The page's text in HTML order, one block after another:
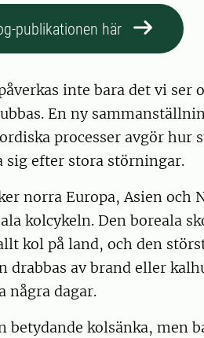
publikationen här
inte bara det vi ser
En ny
processer avgör hur
sig efter stora störningar.
norra Europa, Asien och
kolcykeln. Den boreala
kol på land, och den
drabbas av brand eller
några dagar.
betydande kolsänka, men